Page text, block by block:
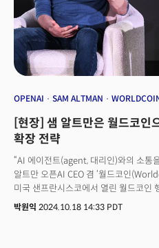
OPENAI SAM ALTMAN
[현장] 샘 알트만은 월드코
확장 전략
“AI 에이전트(agent, 대리인)와의 소통
알트만 오픈AI CEO 겸 ‘월드코인
미국 샌프란시스코에서 열린 월드코인
수많은 AI 에이전트가 일하는 세상을 상
박원익 2024.10.18 14:33 PDT